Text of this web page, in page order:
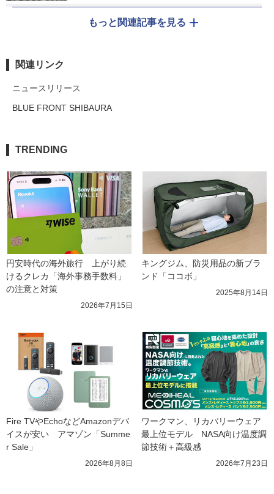
もっと関連記事を見る
関連リンク
ニュースリリース
BLUE FRONT SHIBAURA
TRENDING
円安時代の海外旅行　上がり続
けるクレカ「海外事務手数料」
の注意と対策
2026年7月15日
キングジム、防災用品の新ブラ
ンド「ココボ」
2025年8月14日
Fire TVやEchoなどAmazonデバ
イスが安い　アマゾン「Summe
r Sale」
2026年8月8日
ワークマン、リカバリーウェア
最上位モデル　NASA向け温度調
節技術＋高級感
2026年7月23日